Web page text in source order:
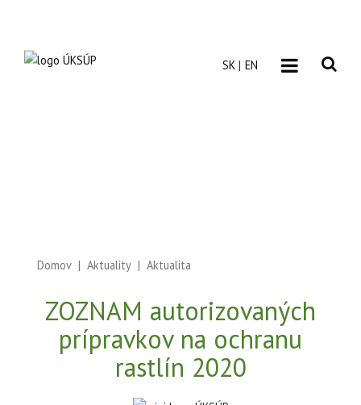
SK EN
Domov Aktuality Aktualita
ZOZNAM autorizovaných
prípravkov na ochranu
rastlín 2020